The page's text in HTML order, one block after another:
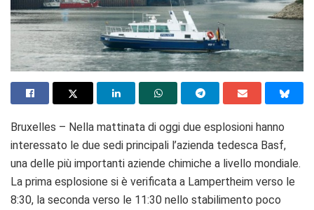
Bruxelles – Nella mattinata di oggi due esplosioni hanno
interessato le due sedi principali l’azienda tedesca Basf,
una delle più importanti aziende chimiche a livello mondiale.
La prima esplosione si è verificata a Lampertheim verso le
8:30, la seconda verso le 11:30 nello stabilimento poco